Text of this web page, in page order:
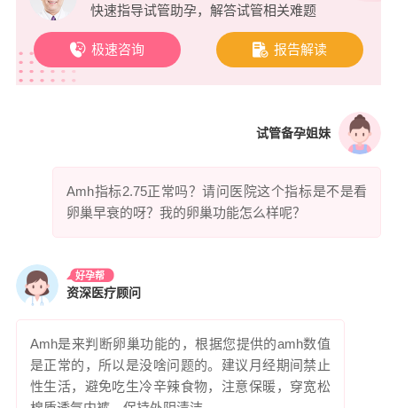
快速指导试管助孕，解答试管相关难题
极速咨询 报告解读
试管备孕姐妹
Amh指标2.75正常吗？请问医院这个指标是不是看
卵巢早衰的呀？我的卵巢功能怎么样呢？
好孕帮
资深医疗顾问
Amh是来判断卵巢功能的，根据您提供的amh数值
是正常的，所以是没啥问题的。建议月经期间禁止
性生活，避免吃生冷辛辣食物，注意保暖，穿宽松